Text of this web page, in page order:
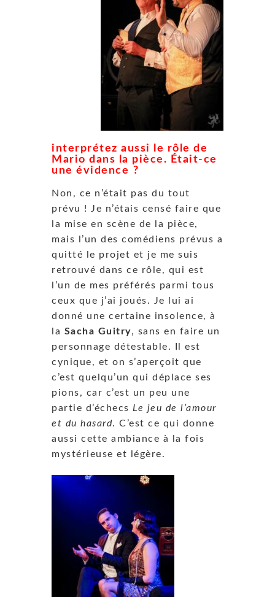
interprétez aussi le rôle de
Mario dans la pièce. Était-ce
une évidence ?
Non, ce n’était pas du tout
prévu ! Je n’étais censé faire que
la mise en scène de la pièce,
mais l’un des comédiens prévus a
quitté le projet et je me suis
retrouvé dans ce rôle, qui est
l’un de mes préférés parmi tous
ceux que j’ai joués. Je lui ai
donné une certaine insolence, à
la Sacha Guitry, sans en faire un
personnage détestable. Il est
cynique, et on s’aperçoit que
c’est quelqu’un qui déplace ses
pions, car c’est un peu une
partie d’échecs Le jeu de l’amour
et du hasard. C’est ce qui donne
aussi cette ambiance à la fois
mystérieuse et légère.